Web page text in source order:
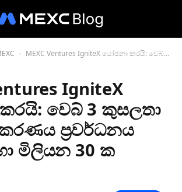
- MEXC Ventures IgniteX යෝජනා කරයි: වෙබ් 3 කුසලතා සහ නව්‍යකරණය ප්‍රවර්ධනය කිරීම සඳහා මිලියන 30 ක උපකාරය
IgniteX
වෙබ් 3 කුසලතා
ප්‍රවර්ධනය
මිලියන 30 ක